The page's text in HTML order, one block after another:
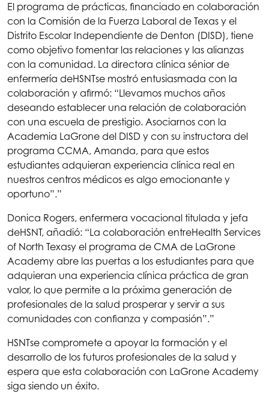
El programa de prácticas, financiado en colaboración
con la Comisión de la Fuerza Laboral de Texas y el
Distrito Escolar Independiente de Denton (DISD), tiene
como objetivo fomentar las relaciones y las alianzas
con la comunidad. La directora clínica sénior de
enfermería deHSNTse mostró entusiasmada con la
colaboración y afirmó: “Llevamos muchos años
deseando establecer una relación de colaboración
con una escuela de prestigio. Asociarnos con la
Academia LaGrone del DISD y con su instructora del
programa CCMA, Amanda, para que estos
estudiantes adquieran experiencia clínica real en
nuestros centros médicos es algo emocionante y
oportuno”.”
Donica Rogers, enfermera vocacional titulada y jefa
deHSNT, añadió: “La colaboración entreHealth Services
of North Texasy el programa de CMA de LaGrone
Academy abre las puertas a los estudiantes para que
adquieran una experiencia clínica práctica de gran
valor, lo que permite a la próxima generación de
profesionales de la salud prosperar y servir a sus
comunidades con confianza y compasión”.”
HSNTse compromete a apoyar la formación y el
desarrollo de los futuros profesionales de la salud y
espera que esta colaboración con LaGrone Academy
siga siendo un éxito.